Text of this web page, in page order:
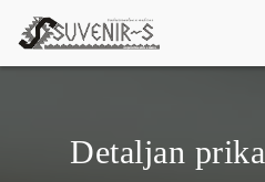
Detaljan